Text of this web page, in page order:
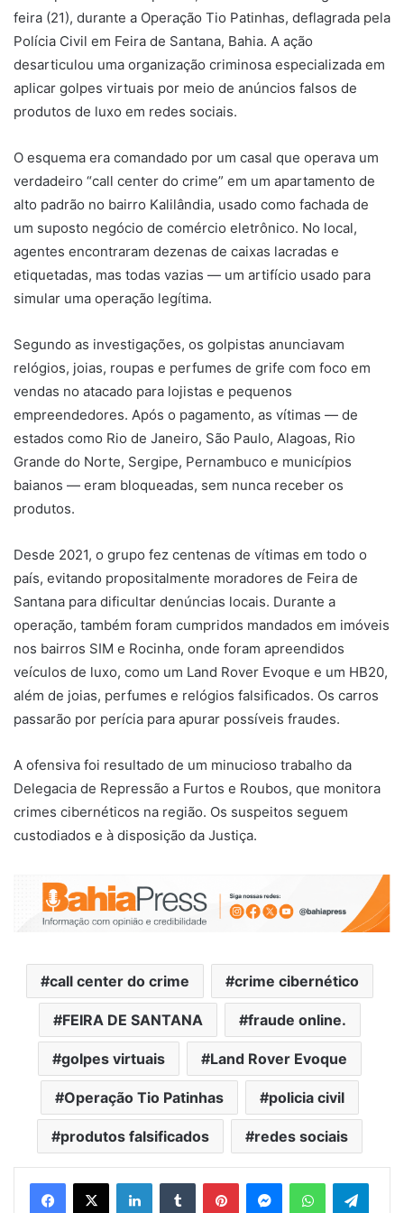
feira (21), durante a Operação Tio Patinhas, deflagrada pela
Polícia Civil em Feira de Santana, Bahia. A ação
desarticulou uma organização criminosa especializada em
aplicar golpes virtuais por meio de anúncios falsos de
produtos de luxo em redes sociais.
O esquema era comandado por um casal que operava um
verdadeiro “call center do crime” em um apartamento de
alto padrão no bairro Kalilândia, usado como fachada de
um suposto negócio de comércio eletrônico. No local,
agentes encontraram dezenas de caixas lacradas e
etiquetadas, mas todas vazias — um artifício usado para
simular uma operação legítima.
Segundo as investigações, os golpistas anunciavam
relógios, joias, roupas e perfumes de grife com foco em
vendas no atacado para lojistas e pequenos
empreendedores. Após o pagamento, as vítimas — de
estados como Rio de Janeiro, São Paulo, Alagoas, Rio
Grande do Norte, Sergipe, Pernambuco e municípios
baianos — eram bloqueadas, sem nunca receber os
produtos.
Desde 2021, o grupo fez centenas de vítimas em todo o
país, evitando propositalmente moradores de Feira de
Santana para dificultar denúncias locais. Durante a
operação, também foram cumpridos mandados em imóveis
nos bairros SIM e Rocinha, onde foram apreendidos
veículos de luxo, como um Land Rover Evoque e um HB20,
além de joias, perfumes e relógios falsificados. Os carros
passarão por perícia para apurar possíveis fraudes.
A ofensiva foi resultado de um minucioso trabalho da
Delegacia de Repressão a Furtos e Roubos, que monitora
crimes cibernéticos na região. Os suspeitos seguem
custodiados e à disposição da Justiça.
call center do crime crime cibernético
FEIRA DE SANTANA fraude online.
golpes virtuais Land Rover Evoque
Operação Tio Patinhas policia civil
produtos falsificados redes sociais